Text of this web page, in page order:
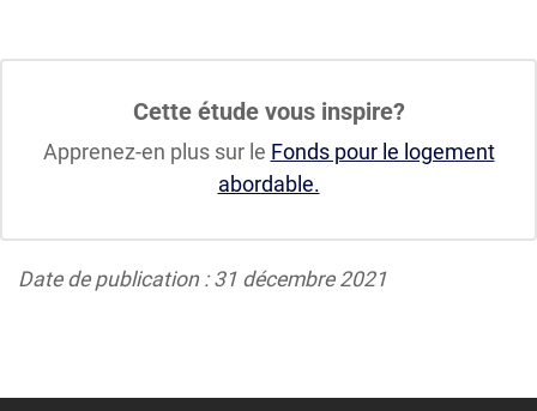
Cette étude vous inspire?
Apprenez-en plus sur le Fonds pour le logement
abordable.
Date de publication : 31 décembre 2021